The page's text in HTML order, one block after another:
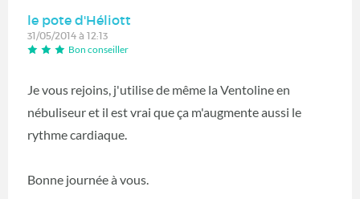
le pote d'Héliott
31/05/2014 à 12:13
Bon conseiller
Je vous rejoins, j'utilise de même la Ventoline en
nébuliseur et il est vrai que ça m'augmente aussi le
rythme cardiaque.
Bonne journée à vous.